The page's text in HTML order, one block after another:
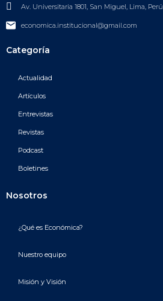
Av. Universitaria 1801, San Miguel, Lima, Perú
economica.institucional@gmail.com
Categoría
Actualidad
Artículos
Entrevistas
Revistas
Podcast
Boletines
Nosotros
¿Qué es Económica?
Nuestro equipo
Misión y Visión